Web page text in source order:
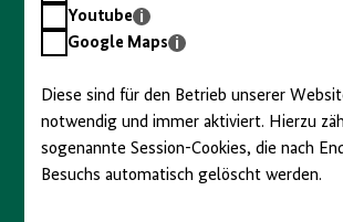
Webstatistik
Youtube
Youtube
GoogleGoogle Maps
Diese sind für den Betrieb unserer
notwendig und immer aktiviert. Hierzu
sogenannte Session-Cookies, die nach
Besuchs automatisch gelöscht werden.